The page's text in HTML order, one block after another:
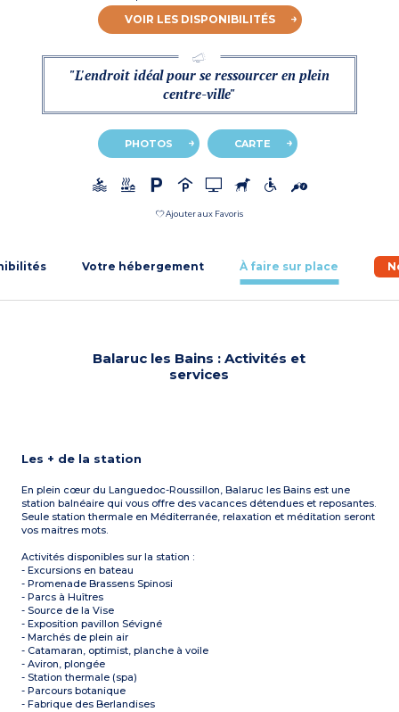
VOIR LES DISPONIBILITÉS
"L'endroit idéal pour se ressourcer en plein
centre-ville"
PHOTOS CARTE
Ajouter aux Favoris
Votre hébergement À faire sur place
Balaruc les Bains : Activités et
services
Les + de la station
En plein cœur du Languedoc-Roussillon, Balaruc les Bains est une
station balnéaire qui vous offre des vacances détendues et reposantes.
Seule station thermale en Méditerranée, relaxation et méditation seront
vos maitres mots.
Activités disponibles sur la station :
- Excursions en bateau
- Promenade Brassens Spinosi
- Parcs à Huîtres
- Source de la Vise
- Exposition pavillon Sévigné
- Marchés de plein air
- Catamaran, optimist, planche à voile
- Aviron, plongée
- Station thermale (spa)
- Parcours botanique
- Fabrique des Berlandises